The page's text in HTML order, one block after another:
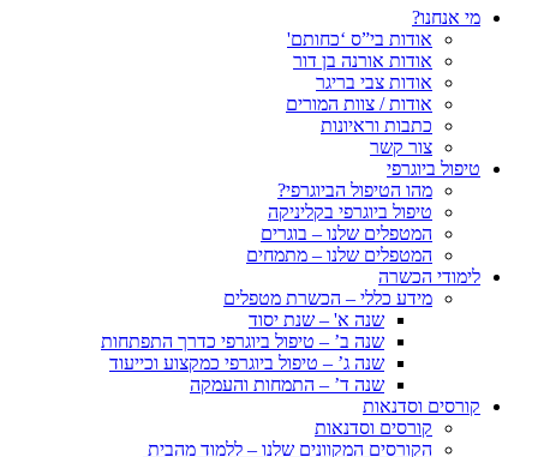
מי אנחנו?
אודות בי”ס ‘כחותם'
אודות אורנה בן דור
אודות צבי בריגר
אודות / צוות המורים
כתבות וראיונות
צור קשר
טיפול ביוגרפי
מהו הטיפול הביוגרפי?
טיפול ביוגרפי בקליניקה
המטפלים שלנו – בוגרים
המטפלים שלנו – מתמחים
לימודי הכשרה
מידע כללי – הכשרת מטפלים
שנה א' – שנת יסוד
שנה ב’ – טיפול ביוגרפי כדרך התפתחות
שנה ג’ – טיפול ביוגרפי כמקצוע וכייעוד
שנה ד’ – התמחות והעמקה
קורסים וסדנאות
קורסים וסדנאות
הקורסים המקוונים שלנו – ללמוד מהבית